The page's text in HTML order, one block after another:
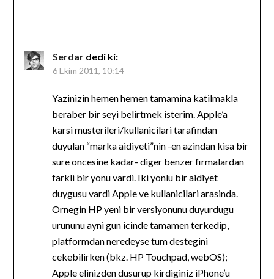
Serdar dedi ki:
6 Ekim 2011, 10:14
Yazinizin hemen hemen tamamina katilmakla
beraber bir seyi belirtmek isterim. Apple’a
karsi musterileri/kullanicilari tarafindan
duyulan “marka aidiyeti”nin -en azindan kisa bir
sure oncesine kadar- diger benzer firmalardan
farkli bir yonu vardi. Iki yonlu bir aidiyet
duygusu vardi Apple ve kullanicilari arasinda.
Ornegin HP yeni bir versiyonunu duyurdugu
urununu ayni gun icinde tamamen terkedip,
platformdan neredeyse tum destegini
cekebilirken (bkz. HP Touchpad, webOS);
Apple elinizden dusurup kirdiginiz iPhone’u